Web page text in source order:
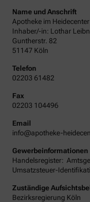
Name und Anschrift
Apotheke im Heidecenter
Inhaber/-in: Lothar
Guntherstr. 82
51147 Köln
Telefon
02203 61482
Fax
02203 104496
Email
info@apotheke-
Gewerbeinformationen
Handelsregister:
Umsatzsteuer-
Zuständige
Bezirksregierung Köln